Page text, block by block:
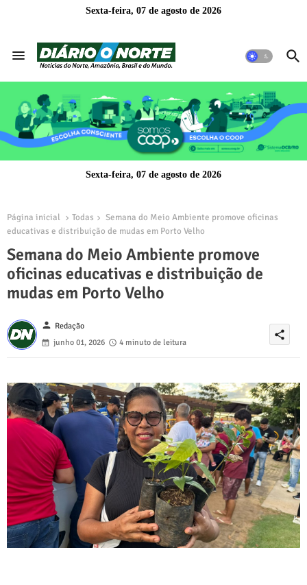
Sexta-feira, 07 de agosto de 2026
Sexta-feira, 07 de agosto de 2026
Página inicial Todas
Semana do Meio Ambiente promove oficinas
educativas e distribuição de mudas em Porto Velho
Semana do Meio Ambiente promove
oficinas educativas e distribuição de
mudas em Porto Velho
person Redação
junho 01, 2026
4 minuto de leitura
share